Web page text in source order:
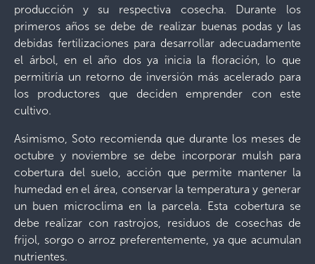
producción y su respectiva cosecha. Durante los
primeros años se debe de realizar buenas podas y las
debidas fertilizaciones para desarrollar adecuadamente
el árbol, en el año dos ya inicia la floración, lo que
permitiría un retorno de inversión más acelerado para
los productores que deciden emprender con este
cultivo.
Asimismo, Soto recomienda que durante los meses de
octubre y noviembre se debe incorporar mulsh para
cobertura del suelo, acción que permite mantener la
humedad en el área, conservar la temperatura y generar
un buen microclima en la parcela. Esta cobertura se
debe realizar con rastrojos, residuos de cosechas de
frijol, sorgo o arroz preferentemente, ya que acumulan
nutrientes.